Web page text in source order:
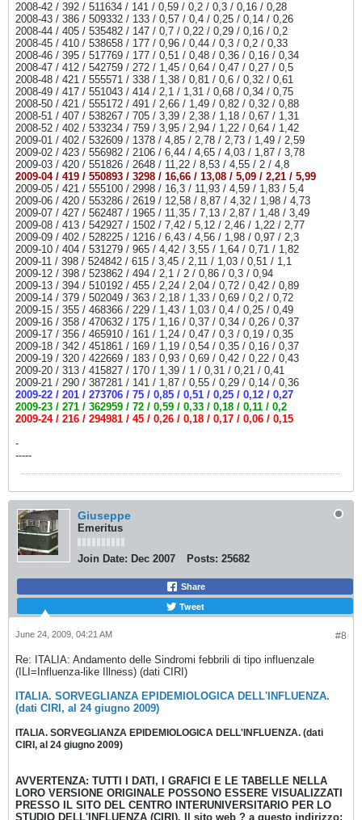
2008-42 / 392 / 511634 / 141 / 0,59 / 0,2 / 0,3 / 0,16 / 0,28
2008-43 / 386 / 509332 / 133 / 0,57 / 0,4 / 0,25 / 0,14 / 0,26
2008-44 / 405 / 535482 / 147 / 0,7 / 0,22 / 0,29 / 0,16 / 0,2
2008-45 / 410 / 538658 / 177 / 0,96 / 0,44 / 0,3 / 0,2 / 0,33
2008-46 / 395 / 517769 / 177 / 0,51 / 0,48 / 0,36 / 0,16 / 0,34
2008-47 / 412 / 542759 / 272 / 1,45 / 0,64 / 0,47 / 0,27 / 0,5
2008-48 / 421 / 555571 / 338 / 1,38 / 0,81 / 0,6 / 0,32 / 0,61
2008-49 / 417 / 551043 / 414 / 2,1 / 1,31 / 0,68 / 0,34 / 0,75
2008-50 / 421 / 555172 / 491 / 2,66 / 1,49 / 0,82 / 0,32 / 0,88
2008-51 / 407 / 538267 / 705 / 3,39 / 2,38 / 1,18 / 0,67 / 1,31
2008-52 / 402 / 533234 / 759 / 3,95 / 2,94 / 1,22 / 0,64 / 1,42
2009-01 / 402 / 532609 / 1378 / 4,85 / 2,78 / 2,73 / 1,49 / 2,59
2009-02 / 423 / 556982 / 2106 / 6,44 / 4,65 / 4,03 / 1,87 / 3,78
2009-03 / 420 / 551826 / 2648 / 11,22 / 8,53 / 4,55 / 2 / 4,8
2009-04 / 419 / 550893 / 3298 / 16,66 / 13,08 / 5,09 / 2,21 / 5,99
2009-05 / 421 / 555100 / 2998 / 16,3 / 11,93 / 4,59 / 1,83 / 5,4
2009-06 / 420 / 553286 / 2619 / 12,58 / 8,87 / 4,32 / 1,98 / 4,73
2009-07 / 427 / 562487 / 1965 / 11,35 / 7,13 / 2,87 / 1,48 / 3,49
2009-08 / 413 / 542927 / 1502 / 7,42 / 5,12 / 2,46 / 1,22 / 2,77
2009-09 / 402 / 528225 / 1216 / 6,43 / 4,56 / 1,98 / 0,97 / 2,3
2009-10 / 404 / 531279 / 965 / 4,42 / 3,55 / 1,64 / 0,71 / 1,82
2009-11 / 398 / 524842 / 615 / 3,45 / 2,11 / 1,03 / 0,51 / 1,1
2009-12 / 398 / 523862 / 494 / 2,1 / 2 / 0,86 / 0,3 / 0,94
2009-13 / 394 / 510192 / 455 / 2,24 / 2,04 / 0,72 / 0,42 / 0,89
2009-14 / 379 / 502049 / 363 / 2,18 / 1,33 / 0,69 / 0,2 / 0,72
2009-15 / 355 / 468366 / 229 / 1,43 / 1,03 / 0,4 / 0,25 / 0,49
2009-16 / 358 / 470632 / 175 / 1,16 / 0,37 / 0,34 / 0,26 / 0,37
2009-17 / 356 / 465910 / 161 / 1,24 / 0,47 / 0,3 / 0,19 / 0,35
2009-18 / 342 / 451861 / 169 / 1,19 / 0,54 / 0,35 / 0,16 / 0,37
2009-19 / 320 / 422669 / 183 / 0,93 / 0,69 / 0,42 / 0,22 / 0,43
2009-20 / 313 / 415827 / 170 / 1,39 / 1 / 0,31 / 0,21 / 0,41
2009-21 / 290 / 387281 / 141 / 1,87 / 0,55 / 0,29 / 0,14 / 0,36
2009-22 / 201 / 273706 / 75 / 0,85 / 0,51 / 0,25 / 0,12 / 0,27
2009-23 / 271 / 362959 / 72 / 0,59 / 0,33 / 0,18 / 0,11 / 0,2
2009-24 / 216 / 294981 / 45 / 0,26 / 0,18 / 0,17 / 0,06 / 0,15
-
-----
Giuseppe
Emeritus
Join Date: Dec 2007 Posts: 25682
Share
Tweet
#8
June 24, 2009, 04:21 AM
Re: ITALIA: Andamento delle Sindromi febbrili di tipo influenzale
(ILI=Influenza-like Illness) (dati CIRI)
ITALIA. SORVEGLIANZA EPIDEMIOLOGICA DELL'INFLUENZA.
(dati CIRI, al 24 giugno 2009)
ITALIA. SORVEGLIANZA EPIDEMIOLOGICA DELL'INFLUENZA. (dati
CIRI, al 24 giugno 2009)
AVVERTENZA: TUTTI I DATI, I GRAFICI E LE TABELLE NELLA
LORO VERSIONE ORIGINALE POSSONO ESSERE VISUALIZZATI
PRESSO IL SITO DEL CENTRO INTERUNIVERSITARIO PER LO
STUDIO DELL'INFLUENZA (CIRI). Il sito web ? a questo indirizzo: